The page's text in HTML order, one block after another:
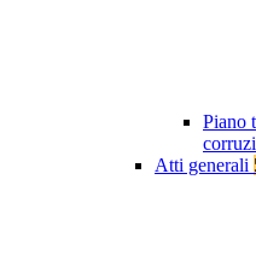
Piano
Atti generali